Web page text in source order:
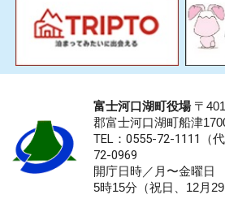
富士河口湖町役場〒
郡富士河口湖町船津
TEL：0555-72-1111 （
72-0969
開庁日時／月〜金曜日
5時15分（祝日、12月